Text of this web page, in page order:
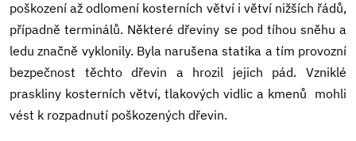
poškození až odlomení kosterních větví i větví nižších řádů,
případně terminálů. Některé dřeviny se pod tíhou sněhu a
ledu značně vyklonily. Byla narušena statika a tím provozní
bezpečnost těchto dřevin a hrozil jejich pád. Vzniklé
praskliny kosterních větví, tlakových vidlic a kmenů mohli
vést k rozpadnutí poškozených dřevin.